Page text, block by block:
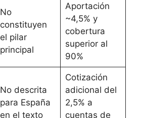
No
constituyen
el pilar
principal
Aportación
~4,5% y
cobertura
superior al
90%
No descrita
para España
en el texto
Cotización
adicional del
2,5% a
cuentas de